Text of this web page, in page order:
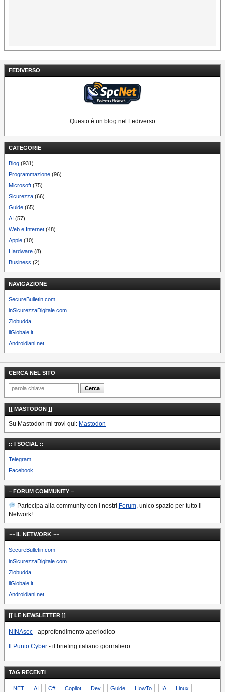
FEDIVERSO
Questo è un blog nel Fediverso
CATEGORIE
Blog (931)
Programmazione (96)
Microsoft (75)
Sicurezza (66)
Guide (65)
AI (57)
Web e Internet (48)
Apple (10)
Hardware (8)
Business (2)
NAVIGAZIONE
SecureBulletin.com
inSicurezzaDigitale.com
Ziobudda
ilGlobale.it
Androidiani.net
CERCA NEL SITO
[[ MASTODON ]]
Su Mastodon mi trovi qui: Mastodon
:: I SOCIAL ::
Telegram
Facebook
= FORUM COMMUNITY =
Partecipa alla community con i nostri Forum, unico spazio per tutto il
Network!
~~ IL NETWORK ~~
SecureBulletin.com
inSicurezzaDigitale.com
Ziobudda
ilGlobale.it
Androidiani.net
[[ LE NEWSLETTER ]]
NINAsec - approfondimento aperiodico
Il Punto Cyber - il briefing italiano giornaliero
TAG RECENTI
.NET AI C# Copilot Dev Guide HowTo IA Linux